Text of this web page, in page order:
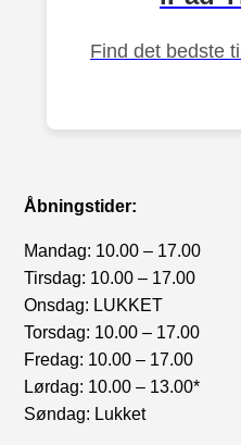
Find det bedste
Åbningstider:
Mandag: 10.00 – 17.00
Tirsdag: 10.00 – 17.00
Onsdag: LUKKET
Torsdag: 10.00 – 17.00
Fredag: 10.00 – 17.00
Lørdag: 10.00 – 13.00*
Søndag: Lukket